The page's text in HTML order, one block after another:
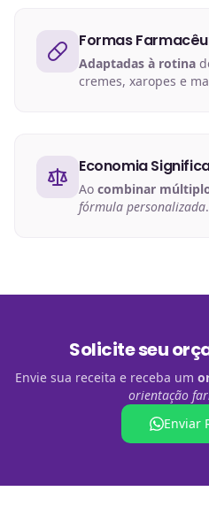
Formas
Adaptadas à rotina
cremes, xaropes e
Economia
Ao combinar
fórmula personalizada.
Solicite seu
Envie sua receita e receba um
orientação
Enviar